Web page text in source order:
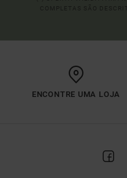
ENCONTRE UMA LOJA